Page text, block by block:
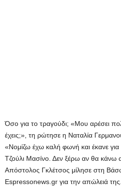
Όσο για το τραγούδι; «Μου αρέσει
έχεις;», τη ρώτησε η Ναταλία
«Νομίζω έχω καλή φωνή και έκανε
Τζούλι Μασίνο. Δεν ξέρω αν θα
Απόστολος Γκλέτσος μίλησε στη
Espressonews.gr για την απώλειά της.